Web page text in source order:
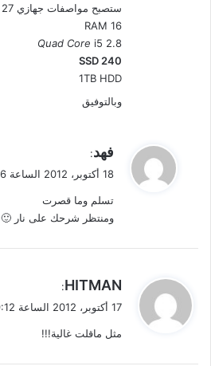
ستصبح مواصفات جهازي iMac 27
16 RAM
2.8
Quad Core i5
240 SSD
1TB HDD
وبالتوفيق
ي
ل
فهد:
18 أكتوبر، 2012 الساعة 8:16 ص
تسلم وما قصرت
ومنتظر شرحك على نار 🙂
ي
ل
HITMAN
:
17 أكتوبر، 2012 الساعة 9:12 ص
مثل ماقلت غالية!!!